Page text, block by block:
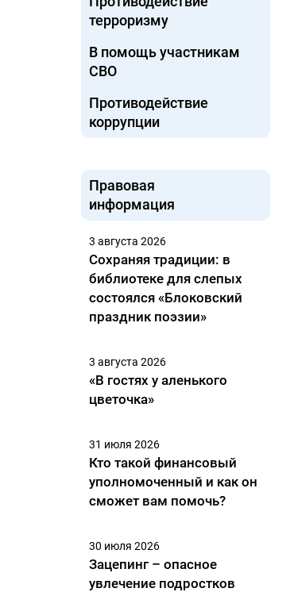
терроризму
В помощь участникам
СВО
Противодействие
коррупции
Правовая
информация
3 августа 2026
Сохраняя традиции: в
библиотеке для слепых
состоялся «Блоковский
праздник поэзии»
3 августа 2026
«В гостях у аленького
цветочка»
31 июля 2026
Кто такой финансовый
уполномоченный и как он
сможет вам помочь?
30 июля 2026
Зацепинг – опасное
увлечение подростков